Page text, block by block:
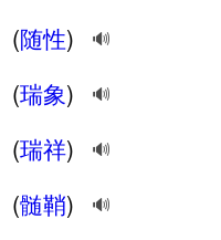
(随性) 🔊
(瑞象) 🔊
(瑞祥) 🔊
(髄鞘) 🔊